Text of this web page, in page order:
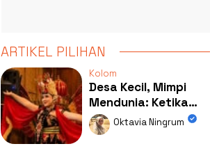
ARTIKEL PILIHAN
Kolom
Desa Kecil, Mimpi
Mendunia: Ketika
Kolaborasi
Mengubah Wajah
Oktavia Ningrum